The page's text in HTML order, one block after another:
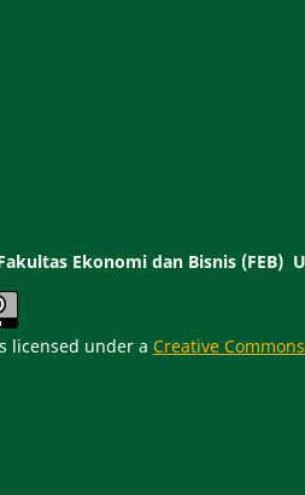
Ekonomi dan Bisnis (FEB)
licensed under a Creative